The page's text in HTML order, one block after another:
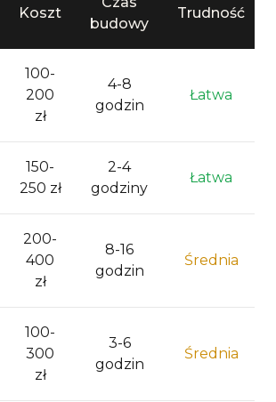
Koszt
budowy
Trudność
100-
200
zł
4-8
godzin
Łatwa
150-
250 zł
2-4
godziny
Łatwa
200-
400
zł
8-16
godzin
Średnia
100-
300
zł
3-6
godzin
Średnia